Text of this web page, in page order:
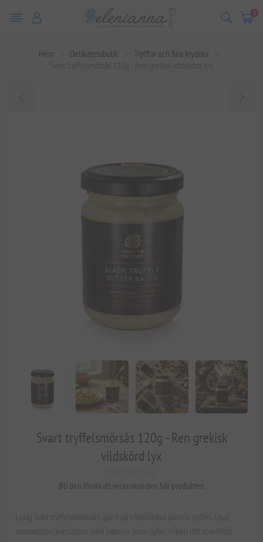
0
Hem Delikatessbutik
Tryfflar och fina kryddor
Svart tryffelsmörsås 120g - Ren grekisk
vildskörd lyx
Bli den första att recensera den här produkten